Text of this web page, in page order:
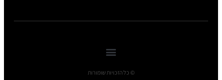
© כל הזכויות שומורות